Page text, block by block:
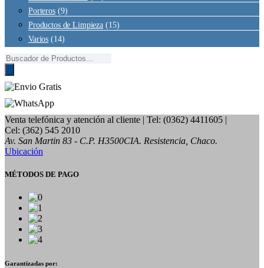
Porteros (9)
Productos de Limpieza (15)
Varios (14)
Búsqueda
de
productos
Venta telefónica y atención al cliente | Tel: (0362) 4411605 |
Cel: (362) 545 2010
Av. San Martin 83 - C.P. H3500CIA. Resistencia, Chaco.
Ubicación
MÉTODOS DE PAGO
Garantizadas por: